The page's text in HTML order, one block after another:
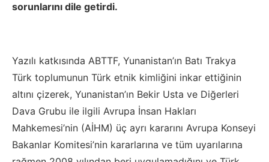
sorunlarını dile getirdi.
Yazılı katkısında ABTTF, Yunanistan’ın Batı Trakya
Türk toplumunun Türk etnik kimliğini inkar ettiğinin
altını çizerek, Yunanistan’ın Bekir Usta ve Diğerleri
Dava Grubu ile ilgili Avrupa İnsan Hakları
Mahkemesi’nin (AİHM) üç ayrı kararını Avrupa Konseyi
Bakanlar Komitesi’nin kararlarına ve tüm uyarılarına